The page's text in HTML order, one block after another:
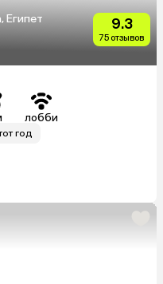
Египет 9.3
75 отзывов
лобби
год